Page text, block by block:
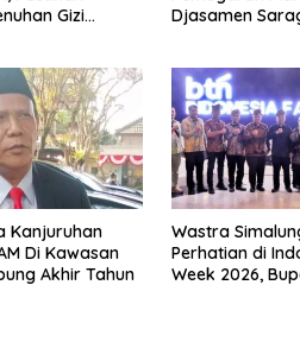
Gizi
Djasamen
Mendatang
Kanjuruhan
Di Kawasan
Akhir Tahun
Wastra
Perhatian di
Week 2026,